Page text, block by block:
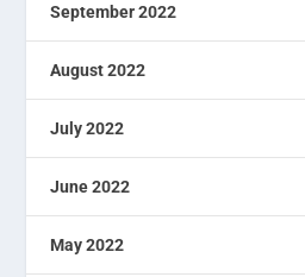
September 2022
August 2022
July 2022
June 2022
May 2022